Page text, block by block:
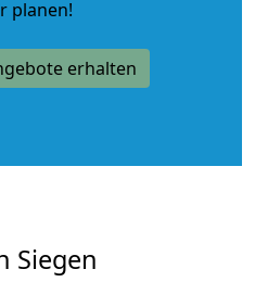
planen!
erhalten
Siegen